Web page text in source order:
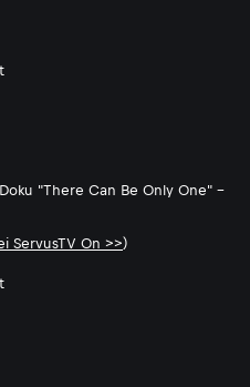
"There Can Be Only One" -
ServusTV On >>)